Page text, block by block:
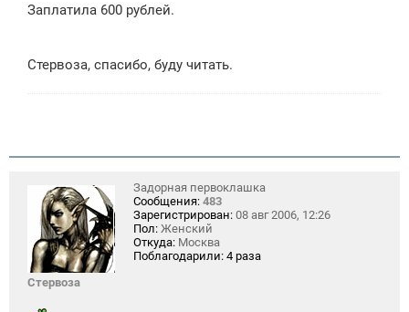
Заплатила 600 рублей.
Стервоза, спасибо, буду читать.
Стервоза
Задорная первоклашка
Сообщения: 483
Зарегистрирован: 08 авг 2006, 12:26
Пол: Женский
Откуда: Москва
Поблагодарили: 4 раза